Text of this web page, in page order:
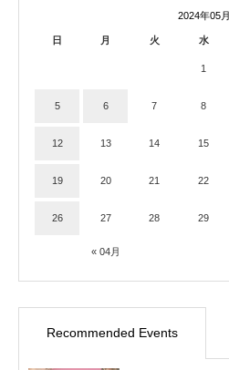
2024年05月
日 月 火 水
« 04月
1
5 6 7 8
12 13 14 15
19 20 21 22
26 27 28 29
Recommended Events